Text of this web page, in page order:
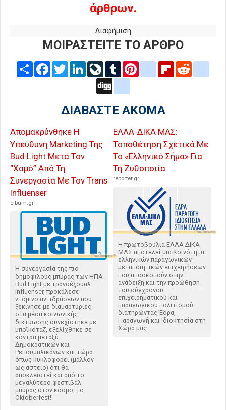
άρθρων.
Διαφήμιση
ΜΟΙΡΑΣΤΕΙΤΕ ΤΟ ΑΡΘΡΟ
Share FacebookTwitterLinkedInLiveJournal
Tumblr Pinterestblogger_post
Flipboard
ΔΙΑΒΑΣΤΕ ΑΚΟΜΑ
Απομακρύνθηκε Η
Υπεύθυνη Marketing Της
Bud Light Μετά Τον
“Χαμό” Από Τη
Συνεργασία Με Τον Trans
Influenser
cibum.gr
H συνεργασία της πιο
δημοφιλούς μπύρας των ΗΠΑ
Bud Light με τρανσέξουαλ
influenser, προκάλεσε
ντόμινο αντιδράσεων που
ξεκίνησε με διαμαρτυρίες
στα μέσα κοινωνικής
δικτύωσης συνεχίστηκε με
μποϊκοταζ, εξελίχθηκε σε
κόντρα μεταξύ
Δημοκρατικών και
Ρεπουμπλικάνων και τώρα
όπως κυκλοφορεί (μάλλον
ως αστείο) ότι θα
αποκλειστεί και από το
μεγαλύτερο φεστιβάλ
μπύρας στον κόσμο, το
Oktoberfest!
ΕΛΛΑ-ΔΙΚΑ ΜΑΣ:
Τοποθέτηση Σχετικά Με
Το «Ελληνικό Σήμα» Για
Τη Ζυθοποιία
reporter.gr
Η πρωτοβουλία ΕΛΛΑ-ΔΙΚΑ
ΜΑΣ αποτελεί μια Κοινότητα
ελληνικών παραγωγικών-
μεταποιητικών επιχειρήσεων
που αποσκοπούν στην
ανάδειξη και την προώθηση
του σύγχρονου
επιχειρηματικού και
παραγωγικού πολιτισμού
διατηρώντας Έδρα,
Παραγωγή και Ιδιοκτησία στη
Χώρα μας.